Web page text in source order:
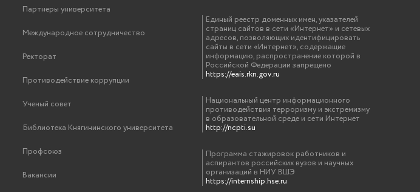
Партнеры университета
Международное сотрудничество
Ректорат
Противодействие коррупции
Ученый совет
Библиотека Княгининского университета
Профсоюз
Вакансии
Единый реестр доменных имен, указателей
страниц сайтов в сети «Интернет» и сетевых
адресов, позволяющих идентифицировать
сайты в сети «Интернет», содержащие
информацию, распространение которой в
Российской Федерации запрещено
https://eais.rkn.gov.ru
Национальный центр информационного
противодействия терроризму и экстремизму
в образовательной среде и сети Интернет
http://ncpti.su
Программа стажировок работников и
аспирантов российских вузов и научных
организаций в НИУ ВШЭ
https://internship.hse.ru